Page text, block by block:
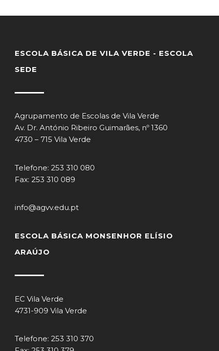
ESCOLA BÁSICA DE VILA VERDE - ESCOLA
SEDE
Agrupamento de Escolas de Vila Verde
Av. Dr. António Ribeiro Guimarães, nº 1360
4730 – 715 Vila Verde
Telefone: 253 310 080
Fax: 253 310 089
info@agvv.edu.pt
ESCOLA BÁSICA MONSENHOR ELÍSIO
ARAÚJO
EC Vila Verde
4731-909 Vila Verde
Telefone: 253 310 370